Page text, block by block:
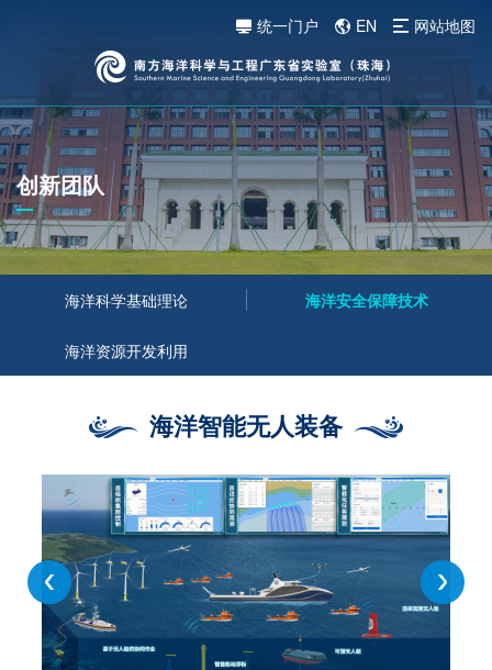
统一门户 EN 网站地图
创新团队
海洋科学基础理论 海洋安全保障技术
海洋资源开发利用
海洋智能无人装备